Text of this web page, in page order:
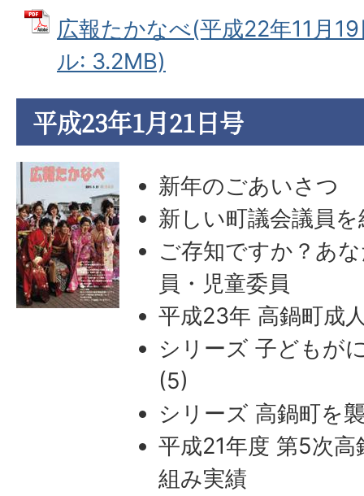
広報たかなべ(平成22年11月
ル: 3.2MB)
平成23年1月21日号
新年のごあいさつ
新しい町議会議員
ご存知ですか？あ
員・児童委員
平成23年 高鍋町成
シリーズ 子どもが
(5)
シリーズ 高鍋町を
平成21年度 第5次
組み実績